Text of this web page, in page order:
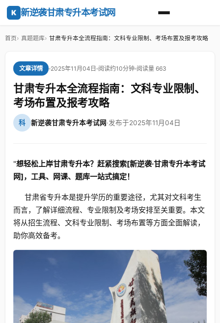
K 新逆袭甘肃专升本考试网
首页 真题题库 甘肃专升本全流程指南：文科专业限制、考场布置及报考攻略
文章详情 2025年11月04日 阅读约10分钟 阅读量 663
甘肃专升本全流程指南：文科专业限制、
考场布置及报考攻略
科 新逆袭甘肃专升本考试网·发布于2025年11月04日
"想轻松上岸甘肃专升本？赶紧搜索[新逆袭·甘肃专升本考试
网]，工具、网课、题库一站式搞定！
甘肃省专升本是提升学历的重要途径，尤其对文科考生
而言，了解详细流程、专业限制及考场安排至关重要。本文
将从招生流程、文科专业限制、考场布置等方面全面解读，
助你高效备考。